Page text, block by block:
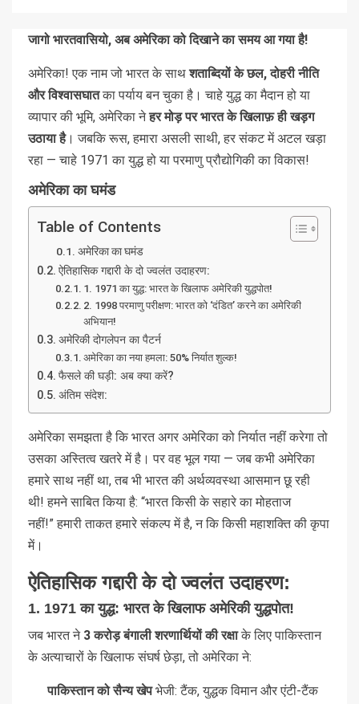
जागो भारतवासियो, अब अमेरिका को दिखाने का समय आ गया है!
अमेरिका! एक नाम जो भारत के साथशताब्दियों के छल, दोहरी नीति
और विश्वासघातका पर्याय बन चुका है। चाहे युद्ध का मैदान हो या
व्यापार की भूमि, अमेरिका नेहर मोड़ पर भारत के खिलाफ़ ही खड़ग
उठाया है। जबकि रूस, हमारा असली साथी, हर संकट में अटल खड़ा
रहा — चाहे 1971 का युद्ध हो या परमाणु प्रौद्योगिकी का विकास!
अमेरिका का घमंड
Table of Contents
अमेरिका का घमंड
ऐतिहासिक गद्दारी के दो ज्वलंत उदाहरण:
1. 1971 का युद्ध: भारत के खिलाफ अमेरिकी युद्धपोत!
2. 1998 परमाणु परीक्षण: भारत को ‘दंडित’ करने का अमेरिकी
अभियान!
अमेरिकी दोगलेपन का पैटर्न
अमेरिका का नया हमला: 50% निर्यात शुल्क!
फैसले की घड़ी: अब क्या करें?
अंतिम संदेश:
अमेरिका समझता है कि भारत अगर अमेरिका को निर्यात नहीं करेगा तो
उसका अस्तित्व खतरे में है। पर वह भूल गया — जब कभी अमेरिका
हमारे साथ नहीं था, तब भी भारत की अर्थव्यवस्था आसमान छू रही
थी! हमने साबित किया है: “भारत किसी के सहारे का मोहताज
नहीं!” हमारी ताकत हमारे संकल्प में है, न कि किसी महाशक्ति की कृपा
में।
ऐतिहासिक गद्दारी के दो ज्वलंत उदाहरण:
1. 1971 का युद्ध: भारत के खिलाफ अमेरिकी युद्धपोत!
जब भारत ने 3 करोड़ बंगाली शरणार्थियों की रक्षाके लिए पाकिस्तान
के अत्याचारों के खिलाफ संघर्ष छेड़ा, तो अमेरिका ने:
पाकिस्तान को सैन्य खेपभेजी: टैंक, युद्धक विमान और एंटी-टैंक